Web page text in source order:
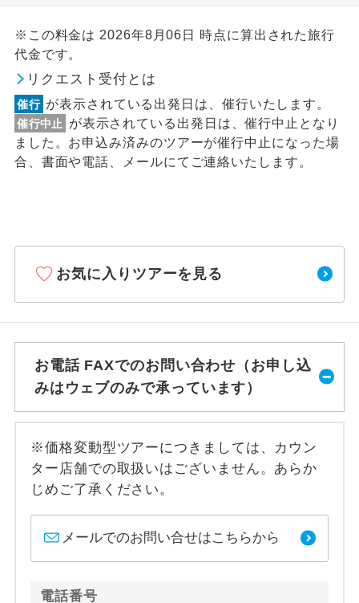
※この料金は 2026年8月06日 時点に算出された旅行
代金です。
リクエスト受付とは
催行 が表示されている出発日は、催行いたします。
催行中止
が表示されている出発日は、催行中止となり
ました。お申込み済みのツアーが催行中止になった場
合、書面や電話、メールにてご連絡いたします。
お気に入りツアーを見る
お電話 FAXでのお問い合わせ（お申し込
みはウェブのみで承っています）
※価格変動型ツアーにつきましては、カウン
ター店舗での取扱いはございません。あらか
じめご了承ください。
メールでのお問い合せはこちらから
電話番号